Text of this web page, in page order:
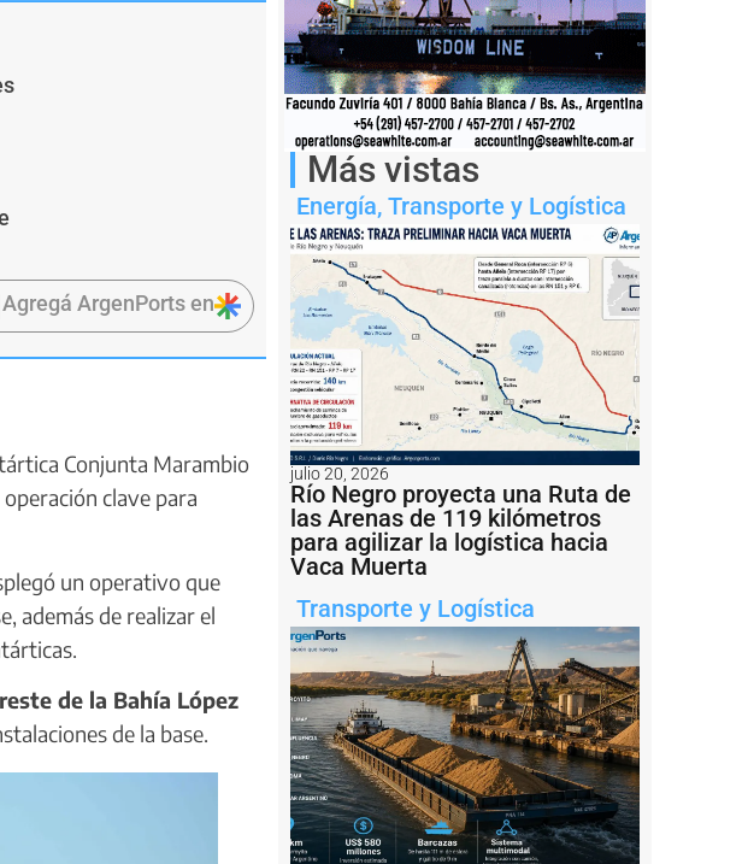
Agregá ArgenPorts en
Conjunta Marambio
operación clave para
un operativo que
además de realizar el
de la Bahía López
de la base.
Más vistas
Energía, Transporte y Logística
julio 20, 2026
Río Negro proyecta una Ruta de
las Arenas de 119 kilómetros
para agilizar la logística hacia
Vaca Muerta
Transporte y Logística